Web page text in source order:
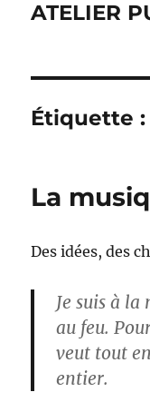
ATELIER
Étiquette
La
Des idées, des
Je suis à la
au feu.
veut tout
entier.